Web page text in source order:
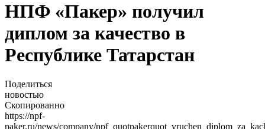
НПФ «Пакер» получил
диплом за качество в
Республике Татарстан
Поделиться
новостью
Скопированно
https://npf-
paker.ru/news/company/